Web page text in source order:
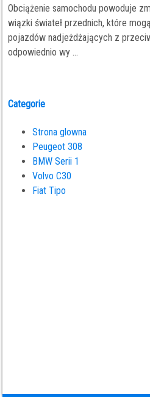
Obciążenie samochodu powoduje
wiązki świateł przednich, które
pojazdów nadjeżdżających z
odpowiednio wy ...
Categorie
Strona glowna
Peugeot 308
BMW Serii 1
Volvo C30
Fiat Tipo